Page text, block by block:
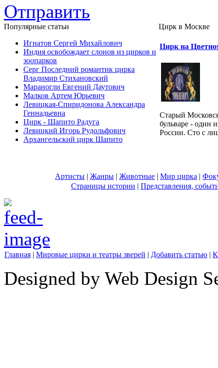
Отправить
Популярные cтатьи
Игнатов Сергей Михайлович
Индия освобождает слонов из цирков и
зоопарков
Серг Последний романтик цирка
Владимир Стихановский
Мараногли Евгений Даутович
Малков Артем Юрьевич
Левицкая-Спиридонова Александра
Геннадьевна
Цирк - Шапито Радуга
Левицкий Игорь Рудольфович
Архангельский цирк Шапито
Цирк в Москве
Цирк на
Старый
бульваре - один
России. Сто с
Артисты | Жанры | Животные | Мир цирка |
Страницы истории | Представления,
Главная | Мировые цирки и театры зверей | Добавить статью |
Designed by Web Design